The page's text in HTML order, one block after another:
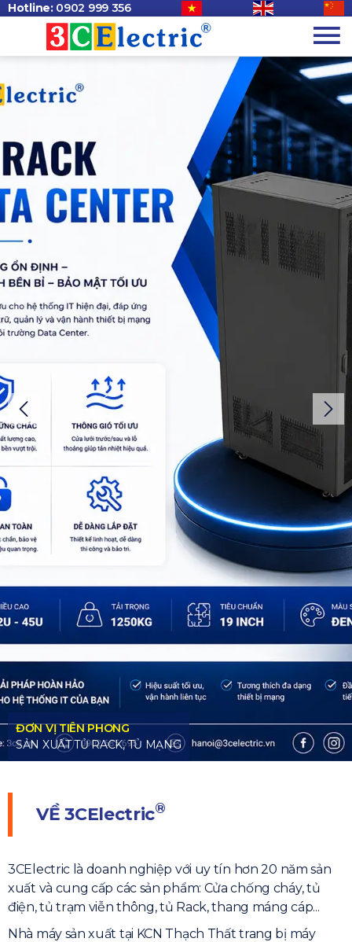
Hotline: 0902 999 356
MẠNG
VỀ3CElectric®
3CElectric là doanh nghiệp với uy tín hơn 20 năm sản
xuất và cung cấp các sản phẩm: Cửa chống cháy, tủ
điện, tủ trạm viễn thông, tủ Rack, thang máng cáp...
Nhà máy sản xuất tại KCN Thạch Thất trang bị máy